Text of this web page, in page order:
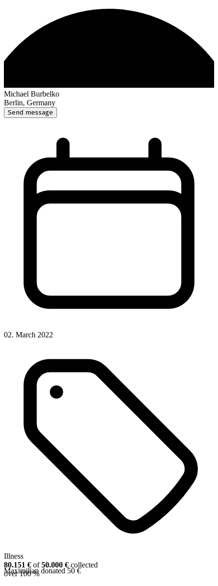
Michael Burbelko
Berlin, Germany
Send message
02. March 2022
Illness
80.151 € of50.000 € collected
over100 %
Maximilian donated 50 €